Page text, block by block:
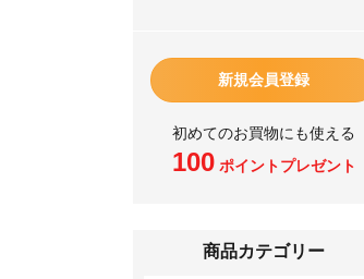
新規会員登録
初めてのお買物にも使える
100ポイントプレゼント
商品カテゴリー